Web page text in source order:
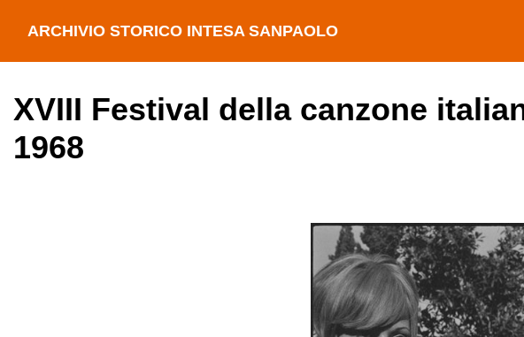
ARCHIVIO STORICO INTESA SANPAOLO
XVIII Festival della canzone
1968